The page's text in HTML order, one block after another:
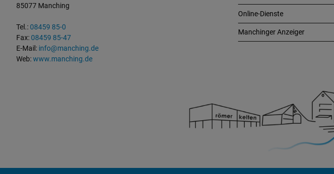
e
85077 Manching
Tel.:08459 85-0
Fax:08459 85-47
E-Mail: info@manching.de
Web:www.manching.de
Online-Dienste
Manchinger Anzeiger